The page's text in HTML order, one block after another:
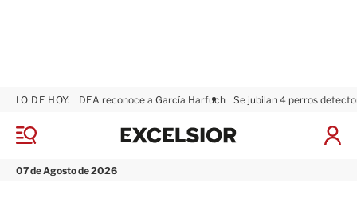
M
n
07 de Agosto de 2026
LO DE HOY: DEA reconoce a García Harfuch Se jubilan 4 perros
I
x